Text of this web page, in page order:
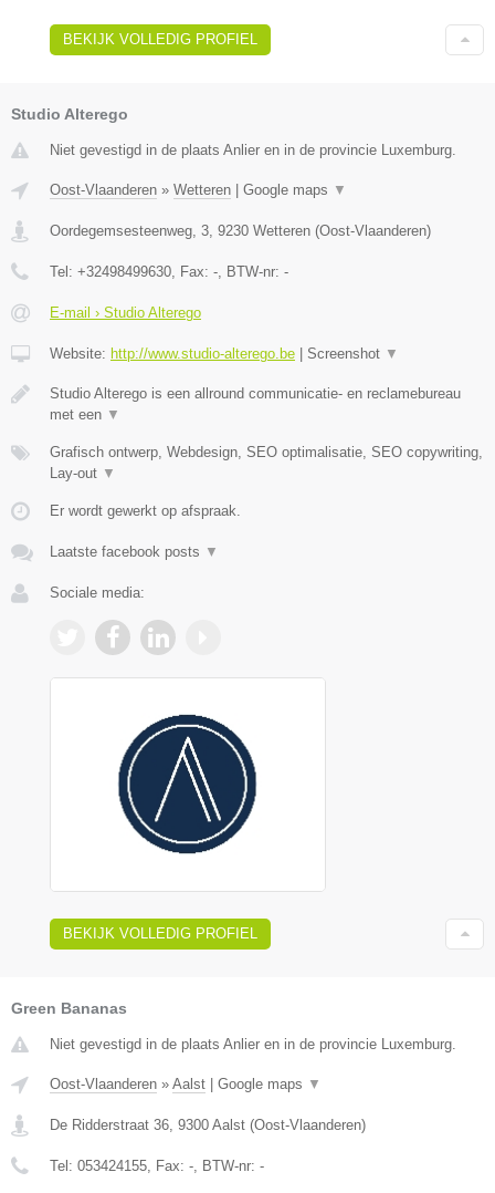
BEKIJK VOLLEDIG PROFIEL
Studio Alterego
Niet gevestigd in de plaats Anlier en in de provincie Luxemburg.
Oost-Vlaanderen » Wetteren Google maps ▼
Oordegemsesteenweg, 3, 9230 Wetteren (Oost-Vlaanderen)
Tel: +32498499630, Fax: -, BTW-nr: -
E-mail › Studio Alterego
Website: http://www.studio-alterego.be Screenshot ▼
Studio Alterego is een allround communicatie- en reclamebureau
met een ▼
Grafisch ontwerp, Webdesign, SEO optimalisatie, SEO copywriting,
Lay-out ▼
Er wordt gewerkt op afspraak.
Laatste facebook posts ▼
Sociale media:
BEKIJK VOLLEDIG PROFIEL
Green Bananas
Niet gevestigd in de plaats Anlier en in de provincie Luxemburg.
Oost-Vlaanderen » Aalst | Google maps ▼
De Ridderstraat 36 9300 Aalst (Oost-Vlaanderen)
Tel: 053424155 , Fax: - , BTW-nr: -